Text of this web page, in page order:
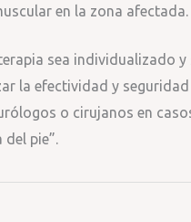
en la zona afectada.
sea individualizado
la efectividad y
o cirujanos en
pie”.